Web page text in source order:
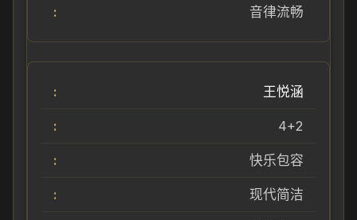
音律流畅
王悦涵
4+2
快乐包容
现代简洁